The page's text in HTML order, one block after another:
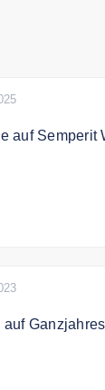
auf Semperit